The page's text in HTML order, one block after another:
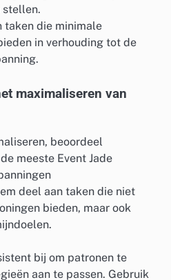
stellen.
taken die minimale
in verhouding tot de
maximaliseren van
beoordeel
meeste Event Jade
deel aan taken die niet
bieden, maar ook
bij om patronen te
aan te passen. Gebruik